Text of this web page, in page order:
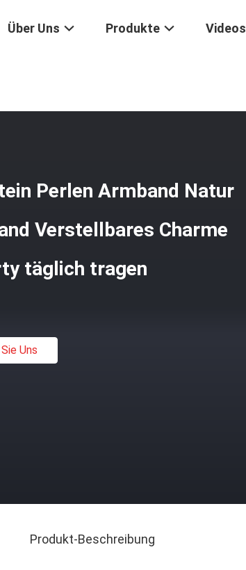
Über Uns Produkte Videos
Perlen Armband Natur
Verstellbares Charme
täglich tragen
Uns
Produkt-Beschreibung